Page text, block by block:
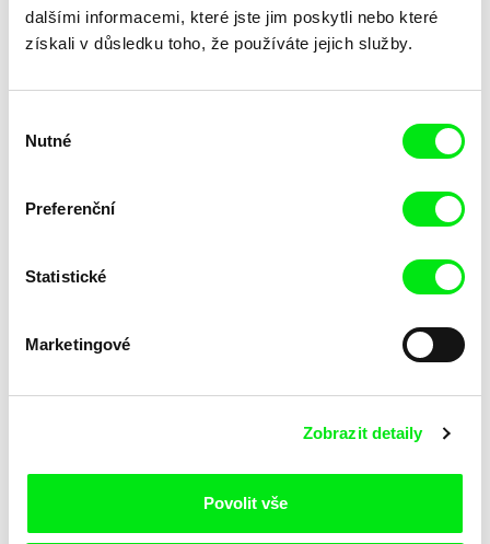
dalšími informacemi, které jste jim poskytli nebo které
získali v důsledku toho, že používáte jejich služby.
souhlasu
Nutné
Preferenční
Statistické
Marketingové
Zobrazit detaily
Povolit vše
Pomněnka
Ru Kuwahata, Max Porter
Linda Kallistová Jablonská
Taye Cimon, Pierre Coëz,
Manuarii Morel, Romain